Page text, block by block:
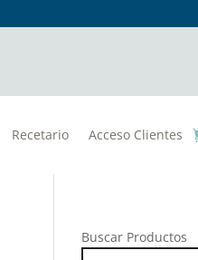
Recetario Acceso Clientes
Buscar Productos